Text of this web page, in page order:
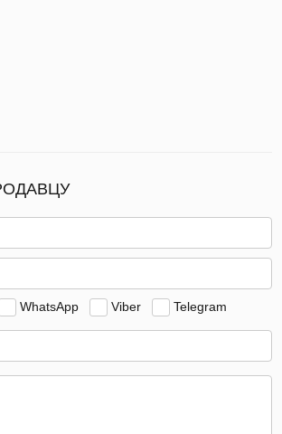
WhatsApp Viber Telegram